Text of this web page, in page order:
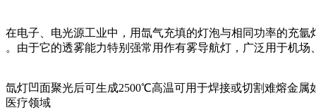
在电子、电光源工业中，用氙气充填的灯泡与相同功率的充
。由于它的透雾能力特别强常用作有雾导航灯，广泛用于机场
氙灯凹面聚光后可生成2500℃高温可用于焊接或切割难熔金属
医疗领域